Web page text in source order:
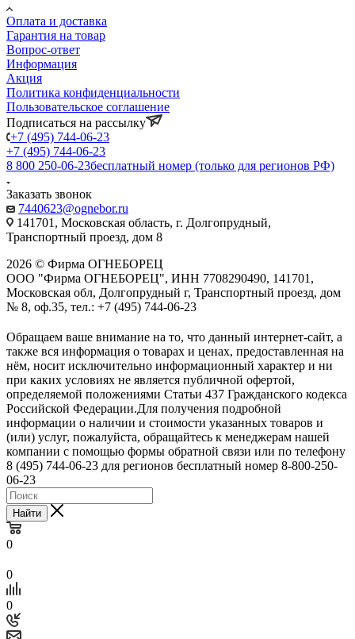
Оплата и доставка
Гарантия на товар
Вопрос-ответ
Информация
Акция
Политика конфиденциальности
Пользовательское соглашение
Подписаться на рассылку
+7 (495) 744-06-23
+7 (495) 744-06-23
8 800 250-06-23бесплатный номер (только для регионов РФ)
Заказать звонок
7440623@ognebor.ru
141701, Московская область, г. Долгопрудный,
Транспортный проезд, дом 8
2026 © Фирма ОГНЕБОРЕЦ
ООО "Фирма ОГНЕБОРЕЦ", ИНН 7708290490, 141701,
Московская обл, Долгопрудный г, Транспортный проезд, дом
№ 8, оф.35, тел.: +7 (495) 744-06-23
Обращаем ваше внимание на то, что данный интернет-сайт, а
также вся информация о товарах и ценах, предоставленная на
нём, носит исключительно информационный характер и ни
при каких условиях не является публичной офертой,
определяемой положениями Статьи 437 Гражданского кодекса
Российской Федерации.Для получения подробной
информации о наличии и стоимости указанных товаров и
(или) услуг, пожалуйста, обращайтесь к менеджерам нашей
компании с помощью формы обратной связи или по телефону
8 (495) 744-06-23 для регионов бесплатный номер 8-800-250-
06-23
Найти
0
0
0